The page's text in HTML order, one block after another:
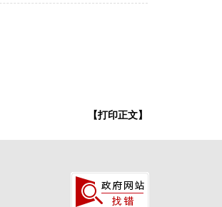
【打印正文】